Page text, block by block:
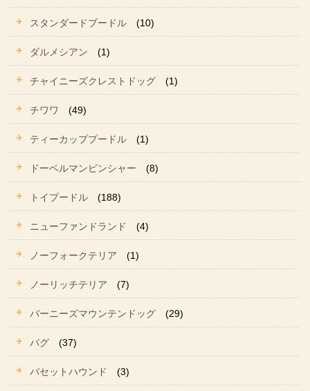
スタンダードプードル (10)
ダルメシアン (1)
チャイニーズクレストドッグ (1)
チワワ (49)
ティーカッププードル (1)
ドーベルマンピンシャー (8)
トイプードル (188)
ニューファンドランド (4)
ノーフォークテリア (1)
ノーリッチテリア (7)
バーニーズマウンテンドッグ (29)
パグ (37)
バセットハウンド (3)